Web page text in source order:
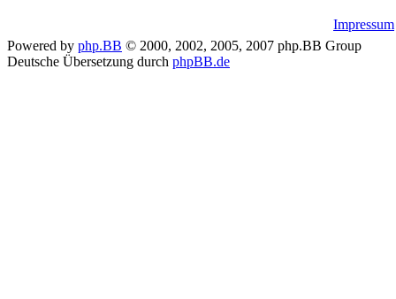
Impressum
Powered by php.BB © 2000, 2002, 2005, 2007 php.BB Group
Deutsche Übersetzung durch phpBB.de